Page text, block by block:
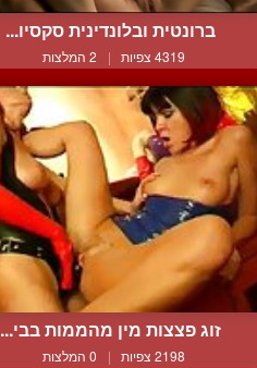
ברונטית ובלונדינית סקסיו...
4319 צפיות | 2 המלצות
זוג פצצות מין מהממות בבי...
2198 צפיות | 0 המלצות